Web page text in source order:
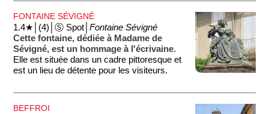
FONTAINE SÉVIGNÉ
1.4★│(4)│Ⓢ Spot│Fontaine Sévigné
Cette fontaine, dédiée à Madame de
Sévigné, est un hommage à l'écrivaine.
Elle est située dans un cadre pittoresque et
est un lieu de détente pour les visiteurs.
BEFFROI